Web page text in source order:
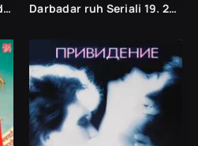
Qobiqdagi ruh Uzbek tilida /Tarjima kinolar Uzbek tilida Таржима кинолар Ўзбек тилида/ Darbadar ruh Seriali 19. 20. 21. 22. 23. 24. 25. 26. 27. 28. 29. 30 Qism Uzbek tilida Koreya seriyal Barcha qismlari